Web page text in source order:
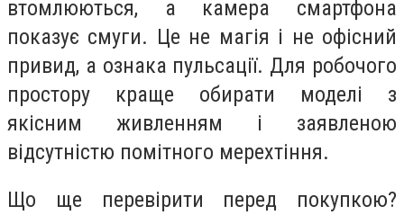
втомлюються, а камера смартфона
показує смуги. Це не магія і не офісний
привид, а ознака пульсації. Для робочого
простору краще обирати моделі з
якісним живленням і заявленою
відсутністю помітного мерехтіння.
Що ще перевірити перед покупкою?